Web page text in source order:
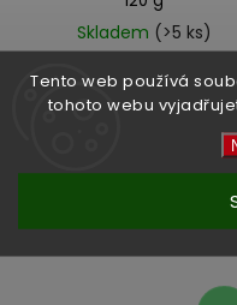
Tento web používá
tohoto webu
Skladem (>5 ks)
€1,59
Do košíka